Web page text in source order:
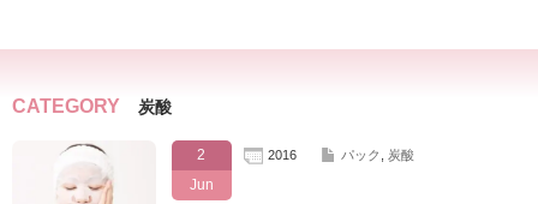
CATEGORY 炭酸
2
Jun
2016 パック 炭酸